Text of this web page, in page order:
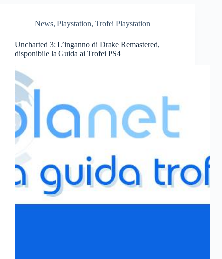
News, Playstation, Trofei Playstation
Uncharted 3: L’inganno di Drake Remastered,
disponibile la Guida ai Trofei PS4